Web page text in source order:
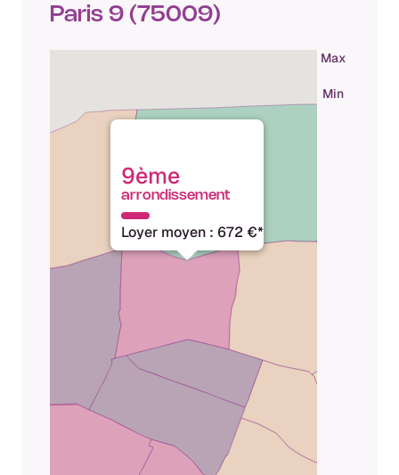
Paris 9 (75009)
9ème
arrondissement
Loyer moyen : 672 €*
Max
Min